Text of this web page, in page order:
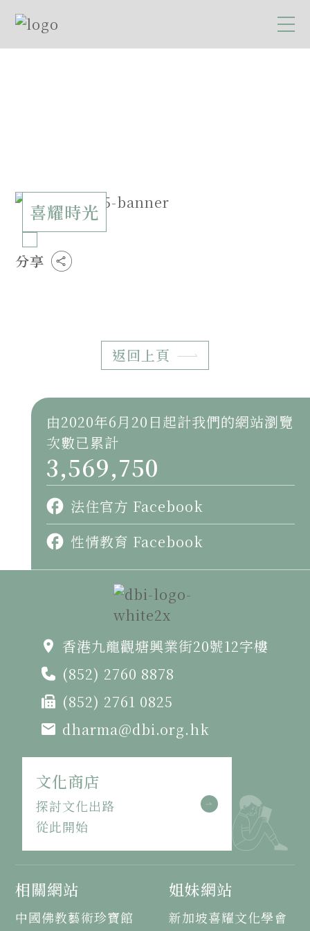
喜耀時光
分享
返回上頁
由2020年6月20日起計我們的網站瀏覽
次數已累計
3,569,750
法住官方 Facebook
性情教育 Facebook
香港九龍觀塘興業街20號12字樓
(852) 2760 8878
(852) 2761 0825
dharma@dbi.org.hk
文化商店
探討文化出路
從此開始
相關網站
中國佛教藝術珍寶館
姐妹網站
新加坡喜耀文化學會